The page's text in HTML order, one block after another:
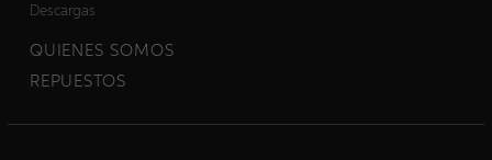
Descargas
QUIENES SOMOS
REPUESTOS